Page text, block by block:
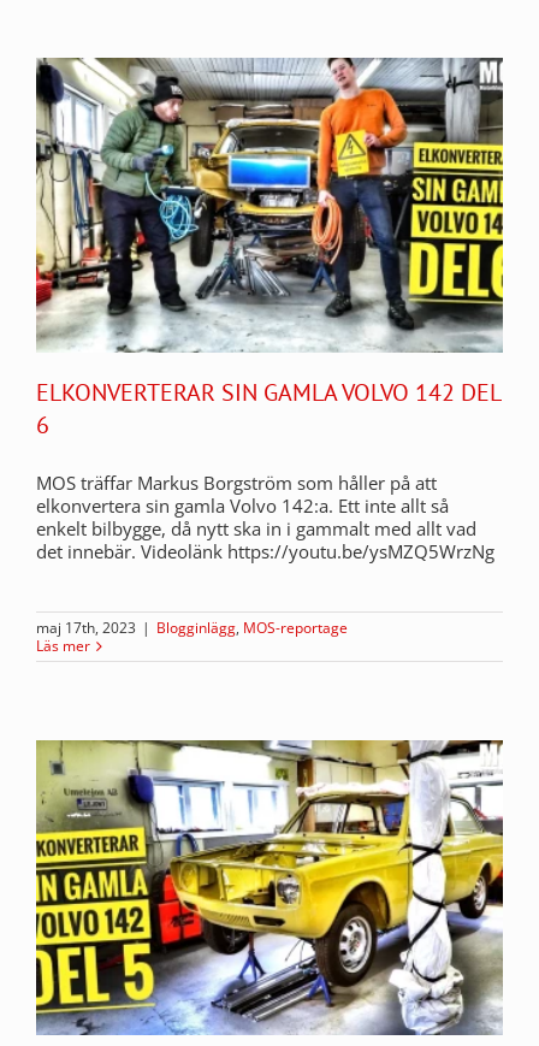
ELKONVERTERAR SIN GAMLA VOLVO 142 DEL
6
MOS träffar Markus Borgström som håller på att
elkonvertera sin gamla Volvo 142:a. Ett inte allt så
enkelt bilbygge, då nytt ska in i gammalt med allt vad
det innebär. Videolänk https://youtu.be/ysMZQ5WrzNg
maj 17th, 2023 | Blogginlägg, MOS-reportage
Läs mer